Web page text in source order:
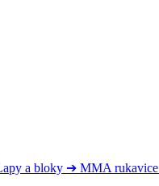
a bloky ➔ MMA rukavice